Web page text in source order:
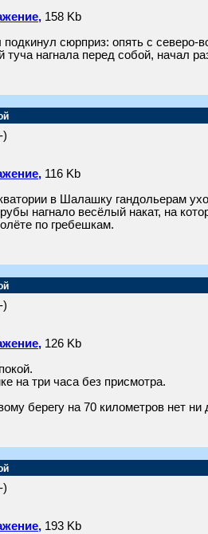
158 Kb
сюрприз: опять с
туча нагнала перед собой, начал
)
116 Kb
в Шалашку гандольерам
нагнало весёлый накат, на
по гребешкам.
)
126 Kb
на три часа без присмотра.
берегу на 70 километров нет ни
)
193 Kb